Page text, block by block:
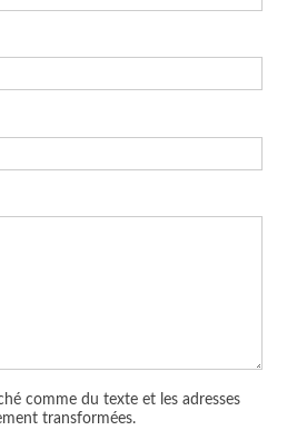
comme du texte et les adresses
transformées.